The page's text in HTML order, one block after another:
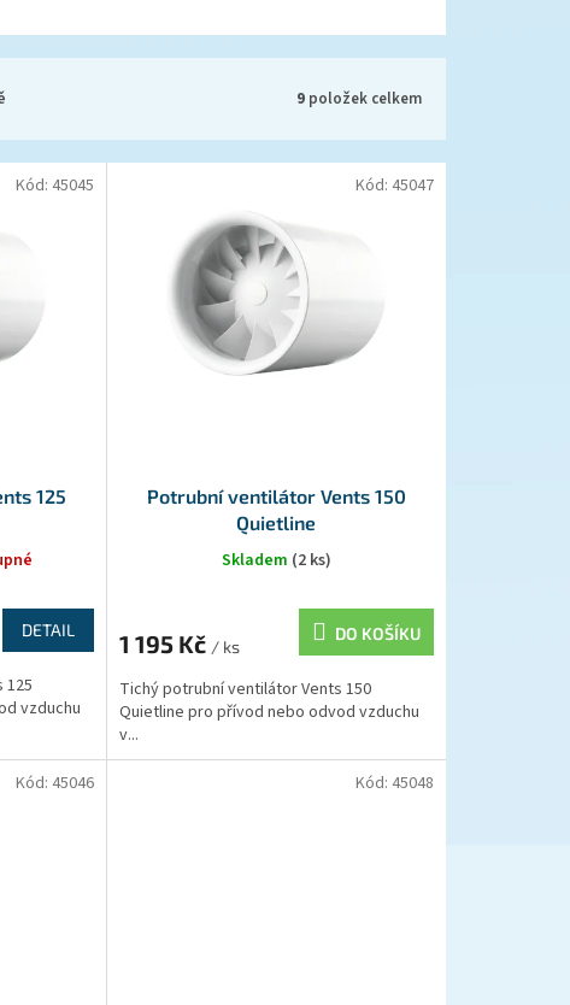
9 položek celkem
125
DETAIL
125
vzduchu
Kód: 45045
Potrubní ventilátor Vents 150
Quietline
Skladem (2 ks)
1 195 Kč / ks
DO KOŠÍKU
Tichý potrubní ventilátor Vents 150
Quietline pro přívod nebo odvod vzduchu
v...
Kód: 45047
Kód: 45046 Kód: 45048